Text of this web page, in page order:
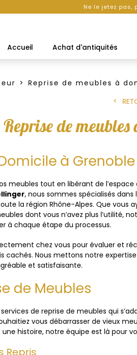
Ne le jetez pas,
Accueil Achat d'antiquités
Reprise de meubles à
Reprise de
à Grenoble
meubles tout en libérant de l’espace
, nous sommes spécialisés dans
la région Rhône-Alpes. Que vous
dont vous n’avez plus l’utilité,
à chaque étape du processus.
chez vous pour évaluer et
cachés. Nous mettons notre
et satisfaisante.
de Meubles
de reprise de meubles qui
vous débarrasser de vieux
histoire, notre équipe est là pour
Repris